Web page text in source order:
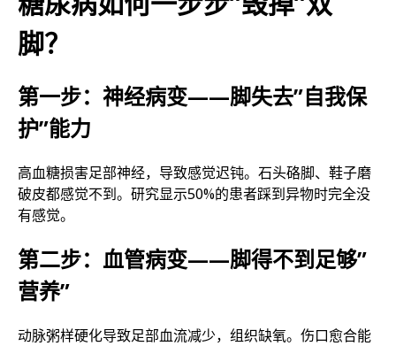
脚？
第一步：神经病变——脚失去”自我保
护”能力
高血糖损害足部神经，导致感觉迟钝。石头硌脚、鞋子磨
破皮都感觉不到。研究显示50%的患者踩到异物时完全没
有感觉。
第二步：血管病变——脚得不到足够”
营养”
动脉粥样硬化导致足部血流减少，组织缺氧。伤口愈合能